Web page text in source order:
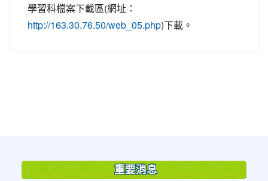
學習科檔案下載區(網址：
http://163.30.76.50/web_05.php)下載。
重要消息